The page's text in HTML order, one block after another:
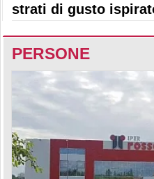
strati di gusto
PERSONE